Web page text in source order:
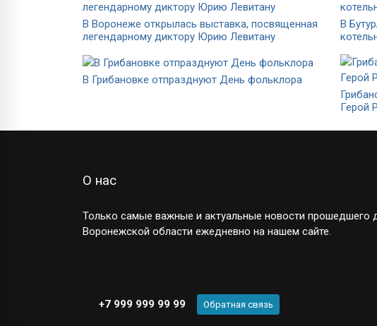
В Воронеже открылась выставка, посвященная
легендарному диктору Юрию Левитану
В
В Грибановке отпразднуют День фольклора
Герой
О нас
Только самые важные и актуальные новости прошедшего
Воронежской области ежедневно на нашем сайте.
+7 999 999 99 99 Обратная связь